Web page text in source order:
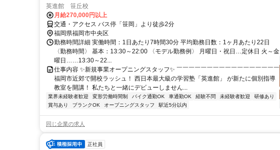
英進館 笹丘校
月給270,000円以上
交通・アクセス バス停「笹岡」より徒歩2分
福岡県福岡市中央区
勤務時間詳細 実働時間：1日あたり7時間30分 平均勤務日数：1ヶ月あたり22日
〈勤務時間〉 基本：13:30～22:00 〈モデル勤務例〉 月曜日・祝日…定休日 火～金
曜日……13:30～22...
仕事内容 ✨新規事業オープニングスタッフ✨ ￣￣￣￣￣￣￣￣￣￣￣￣￣￣￣￣￣
福岡市近郊で開校ラッシュ！ 西日本最大級の学習塾「英進館」 が新たに個別指導
教室を開講！ 私たちと一緒にデビューしません...
業界未経験者歓迎 変形労働時間制 バイク通勤OK 車通勤OK 経験不問 未経験者歓迎
研修あり
賞与あり
ブランクOK オープニングスタッフ 駅近5分以内
同じ企業の求人
正社員